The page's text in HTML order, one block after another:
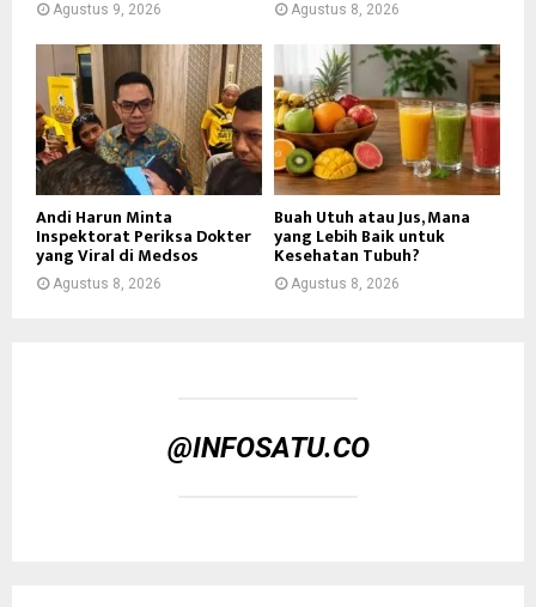
Agustus 9, 2026 Agustus 8, 2026
Andi Harun Minta
Inspektorat Periksa Dokter
yang Viral di Medsos
Agustus 8, 2026
Buah Utuh atau Jus, Mana
yang Lebih Baik untuk
Kesehatan Tubuh?
Agustus 8, 2026
@INFOSATU.CO